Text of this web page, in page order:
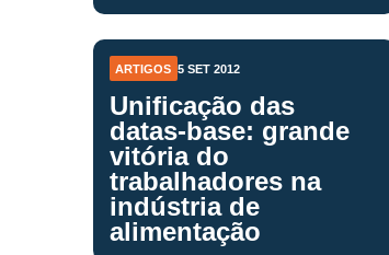
ARTIGOS 5 SET 2012
Unificação das
datas-base: grande
vitória do
trabalhadores na
indústria de
alimentação